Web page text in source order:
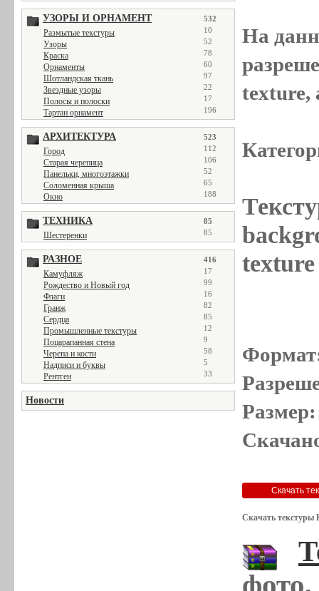
УЗОРЫ И ОРНАМЕНТ 532
Размытые текстуры 10
Узоры 52
Краска 78
Орнаменты 60
Шотландская ткань 97
Звездные узоры 22
Полосы и полоски 17
Тартан орнамент 196
АРХИТЕКТУРА 523
Город 112
Старая черепица 106
Панельки, многоэтажки 52
Соломенная крыша 65
Окно 188
ТЕХНИКА 85
Шестеренки 85
РАЗНОЕ 416
Камуфляж 17
Рождество и Новый год 99
Флаги 16
Гранж 82
Сердца 85
Промышленные текстуры 12
Поцарапанная стена 9
Черепа и кости 58
Надписи и буквы 5
Рентген 33
Новости
На
texture,
Скачать текстуры